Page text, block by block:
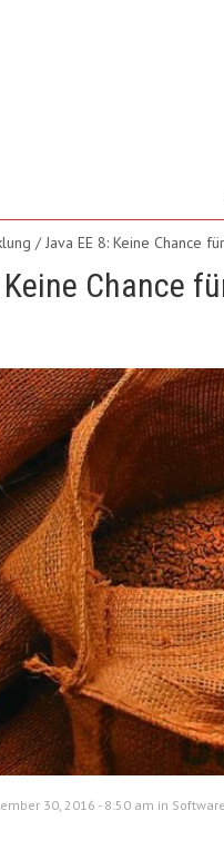
/Java EE 8: Keine Chance
Chance
30, 2016 - 8:50 am in